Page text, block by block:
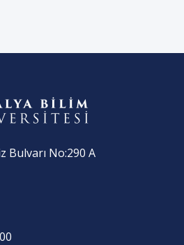
Bulvarı No:290 A